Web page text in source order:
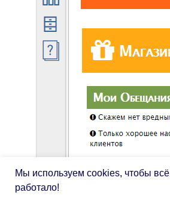
Мы используем cookies, чтобы всё
работало!